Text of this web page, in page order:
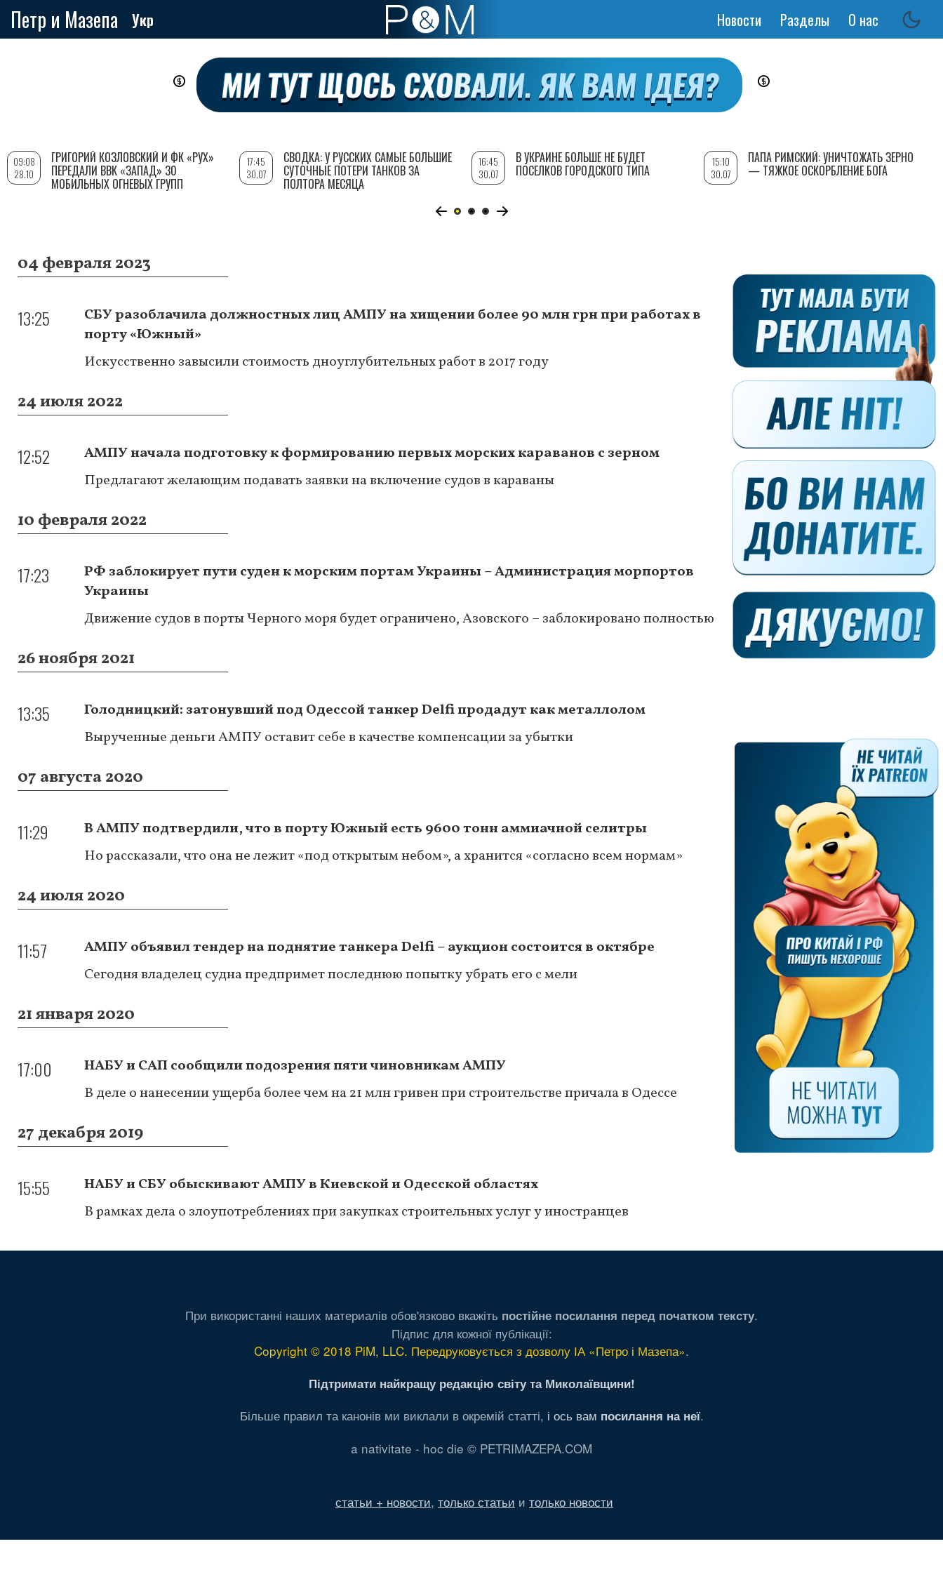
Петр и Мазепа Укр
Основная
Новости Разделы О нас
04 февраля 2023
13:25
СБУ разоблачила должностных лиц АМПУ на хищении более 90 млн грн при работах в
порту «Южный»
Искусственно завысили стоимость дноуглубительных работ в 2017 году
24 июля 2022
12:52
АМПУ начала подготовку к формированию первых морских караванов с зерном
Предлагают желающим подавать заявки на включение судов в караваны
10 февраля 2022
17:23
РФ заблокирует пути суден к морским портам Украины – Администрация морпортов
Украины
Движение судов в порты Черного моря будет ограничено, Азовского – заблокировано полностью
26 ноября 2021
13:35
Голодницкий: затонувший под Одессой танкер Delfi продадут как металлолом
Вырученные деньги АМПУ оставит себе в качестве компенсации за убытки
07 августа 2020
11:29
В АМПУ подтвердили, что в порту Южный есть 9600 тонн аммиачной селитры
Но рассказали, что она не лежит «под открытым небом», а хранится «согласно всем нормам»
24 июля 2020
11:57
АМПУ объявил тендер на поднятие танкера Delfi – аукцион состоится в октябре
Сегодня владелец судна предпримет последнюю попытку убрать его с мели
21 января 2020
17:00
НАБУ и САП сообщили подозрения пяти чиновникам АМПУ
В деле о нанесении ущерба более чем на 21 млн гривен при строительстве причала в Одессе
27 декабря 2019
15:55
НАБУ и СБУ обыскивают АМПУ в Киевской и Одесской областях
В рамках дела о злоупотреблениях при закупках строительных услуг у иностранцев
09:08
28.10
ГРИГОРИЙ КОЗЛОВСКИЙ И ФК «РУХ»
ПЕРЕДАЛИ ВВК «ЗАПАД» 30
МОБИЛЬНЫХ ОГНЕВЫХ ГРУПП
17:45
30.07
СВОДКА: У РУССКИХ САМЫЕ БОЛЬШИЕ
СУТОЧНЫЕ ПОТЕРИ ТАНКОВ ЗА
ПОЛТОРА МЕСЯЦА
16:45
30.07
В УКРАИНЕ БОЛЬШЕ НЕ БУДЕТ
ПОСЕЛКОВ ГОРОДСКОГО ТИПА
15:10
30.07
ПАПА РИМСКИЙ: УНИЧТОЖАТЬ ЗЕРНО
— ТЯЖКОЕ ОСКОРБЛЕНИЕ БОГА
При використанні наших материалів обов'язково вкажіть постійне посилання перед початком тексту.
Підпис для кожної публікації:
Copyright © 2018 PiM, LLC. Передруковується з дозволу ІА «Петро і Мазепа».
Підтримати найкращу редакцію світу та Миколаївщини!
Більше правил та канонів ми виклали в окремій статті, і ось вам посилання на неї.
a nativitate - hoc die © PETRIMAZEPA.COM
статьи + новости, только статьи и только новости